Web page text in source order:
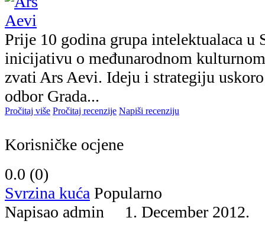
Prije 10 godina grupa intelektualaca u
inicijativu o međunarodnom
zvati Ars Aevi. Ideju i strategiju
odbor Grada...
Pročitaj više Pročitaj recenzije Napiši recenziju
Korisničke ocjene
0.0 (0)
Svrzina kuća Popularno
Napisao admin 1. December